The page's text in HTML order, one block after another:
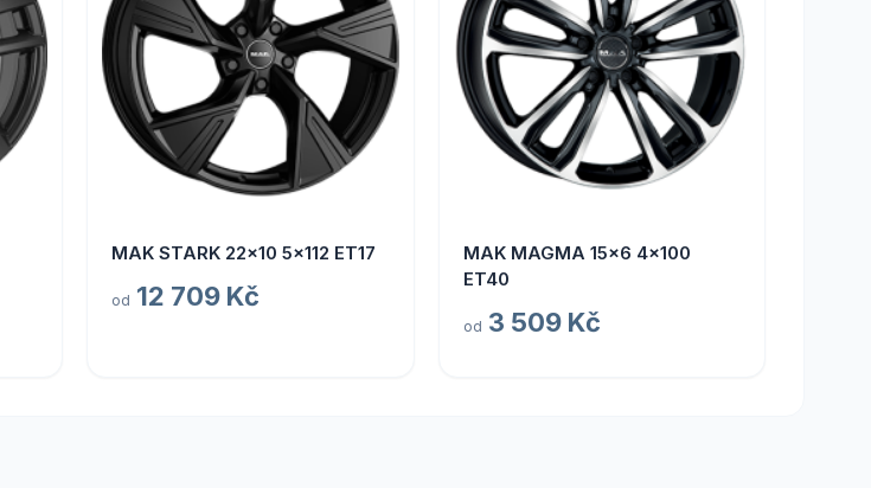
MAK STARK 22x10 5x112 ET17
od 12 709 Kč
MAK MAGMA 15x6 4x100
ET40
od 3 509 Kč